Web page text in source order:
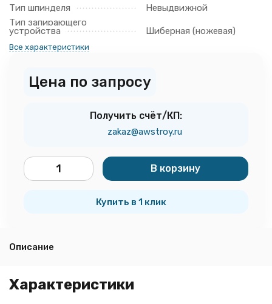
Тип шпинделя
Невыдвижной
Тип запирающего
устройства Шиберная (ножевая)
Все характеристики
Цена по запросу
Получить счёт/КП:
zakaz@awstroy.ru
В корзину
Купить в 1 клик
Описание
Характеристики